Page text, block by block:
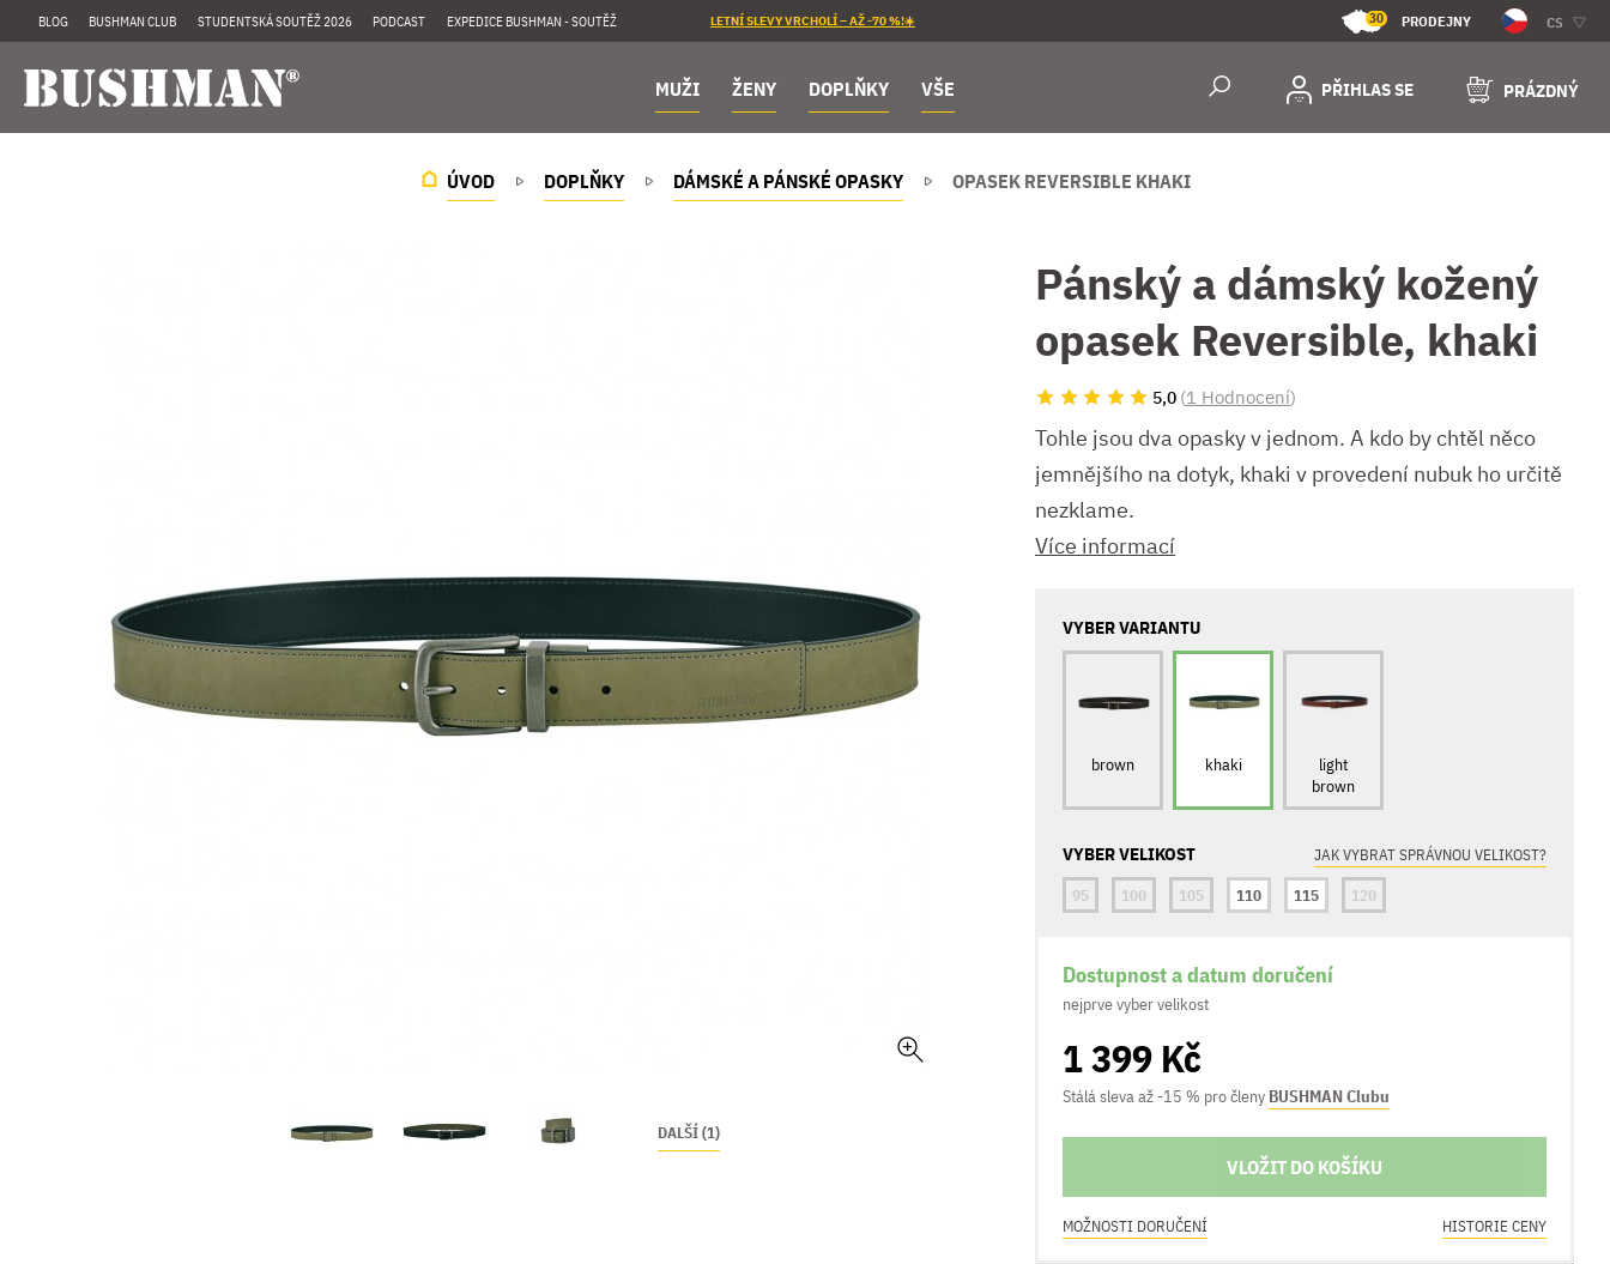
BLOG BUSHMAN CLUB STUDENTSKÁ SOUTĚŽ 2026 PODCAST EXPEDICE BUSHMAN - SOUTĚŽ LETNÍ SLEVY VRCHOLÍ – AŽ -70 %!☀️ 30 PRODEJNY CS
MUŽI ŽENY DOPLŇKY VŠE PŘIHLAS SE PRÁZDNÝ
ÚVOD DOPLŇKY DÁMSKÉ A PÁNSKÉ OPASKY OPASEK REVERSIBLE KHAKI
DALŠÍ (1)
Pánský a dámský kožený
opasek Reversible, khaki
5,0 (1 Hodnocení)
Tohle jsou dva opasky v jednom. A kdo by chtěl něco
jemnějšího na dotyk, khaki v provedení nubuk ho určitě
nezklame.
Více informací
VYBER VARIANTU
brown khaki
light
brown
VYBER VELIKOST
JAK VYBRAT SPRÁVNOU VELIKOST?
95
100 105 110 115 120
Dostupnost a datum doručení
nejprve vyber velikost
1 399 Kč
Stálá sleva až -15 % pro členy BUSHMAN Clubu
VLOŽIT DO KOŠÍKU
MOŽNOSTI DORUČENÍ HISTORIE CENY